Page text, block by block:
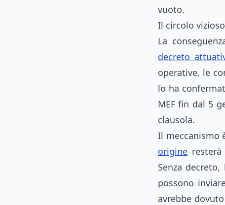
vuoto.
Il circolo
La
decreto
operative, le
lo ha
MEF fin dal 5
clausola.
Il meccanismo
origine
Senza
possono
avrebbe